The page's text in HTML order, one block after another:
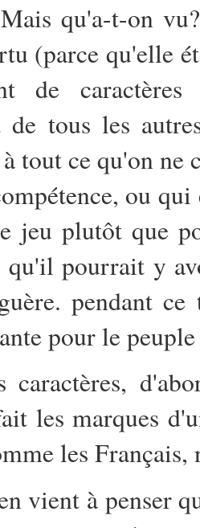
qu'a-t-on
(parce qu'elle
de
de tous les
tout ce qu'on ne
ou
jeu plutôt que
qu'il pourrait y
pendant
pour le
les marques
les
vient à penser